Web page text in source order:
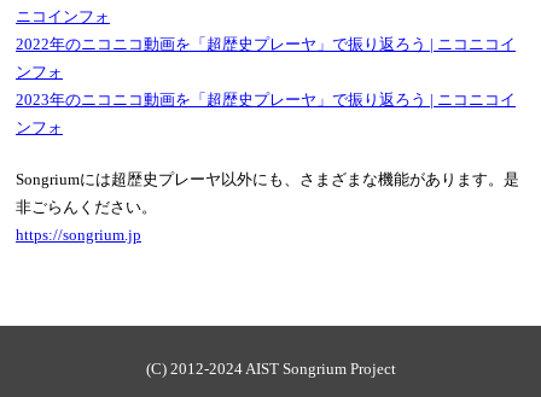
ニコインフォ
2022年のニコニコ動画を「超歴史プレーヤ」で振り返ろう | ニコニコイ
ンフォ
2023年のニコニコ動画を「超歴史プレーヤ」で振り返ろう | ニコニコイ
ンフォ
Songriumには超歴史プレーヤ以外にも、さまざまな機能があります。是
非ごらんください。
https://songrium.jp
(C) 2012-2024 AIST Songrium Project